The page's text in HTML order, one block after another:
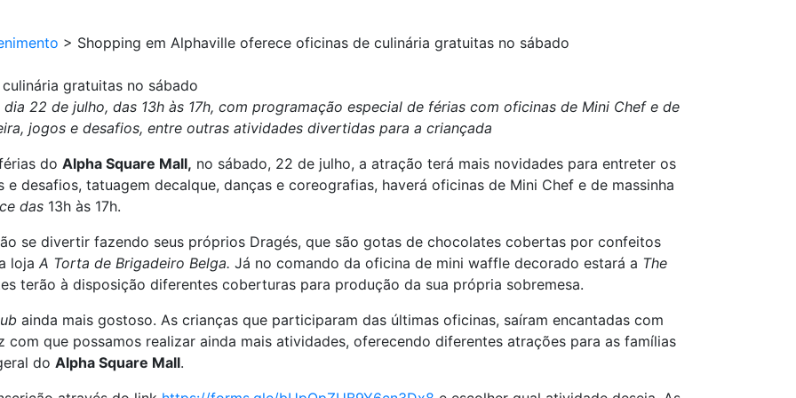
> Shopping em Alphaville oferece oficinas de culinária gratuitas no sábado
gratuitas no sábado
22 de julho, das 13h às 17h, com programação especial de férias com oficinas de Mini Chef e de
jogos e desafios, entre outras atividades divertidas para a criançada
do Alpha Square Mall, no sábado, 22 de julho, a atração terá mais novidades para entreter os
desafios, tatuagem decalque, danças e coreografias, haverá oficinas de Mini Chef e de massinha
das 13h às 17h.
se divertir fazendo seus próprios Dragés, que são gotas de chocolates cobertas por confeitos
loja A Torta de Brigadeiro Belga. Já no comando da oficina de mini waffle decorado estará a The
terão à disposição diferentes coberturas para produção da sua própria sobremesa.
ainda mais gostoso. As crianças que participaram das últimas oficinas, saíram encantadas com
que possamos realizar ainda mais atividades, oferecendo diferentes atrações para as famílias
do Alpha Square Mall.